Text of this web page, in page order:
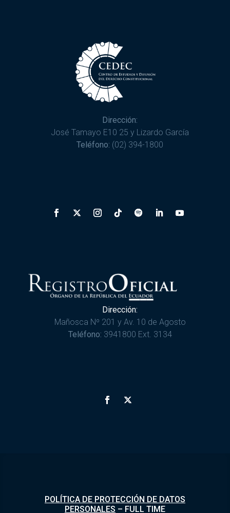
Dirección:
José Tamayo E10 25 y Lizardo García
Teléfono: (02) 394-1800
Dirección:
Mañosca Nº 201 y Av. 10 de Agosto
Teléfono: 3941800 Ext. 3134
POLÍTICA DE PROTECCIÓN DE DATOS
PERSONALES – FULL TIME